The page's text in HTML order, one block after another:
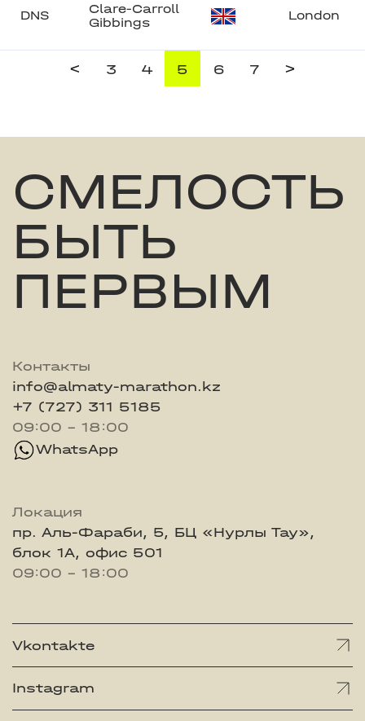
DNS
Clare-Carroll
Gibbings
London
< 3 4 5 6 7 >
СМЕЛОСТЬ
БЫТЬ
ПЕРВЫМ
Контакты
info@almaty-marathon.kz
+7 (727) 311 5185
09:00 - 18:00
WhatsApp
Локация
пр. Аль-Фараби, 5, БЦ «Нурлы Тау»,
блок 1А, офис 501
09:00 - 18:00
Vkontakte
Instagram